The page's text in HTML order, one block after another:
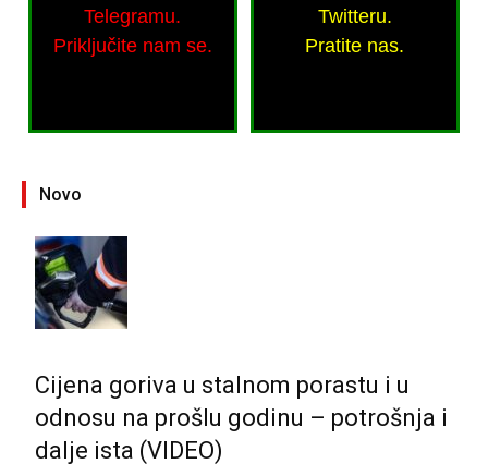
Telegramu.
Priključite nam se.
Twitteru.
Pratite nas.
Novo
Cijena goriva u stalnom porastu i u
odnosu na prošlu godinu – potrošnja i
dalje ista (VIDEO)